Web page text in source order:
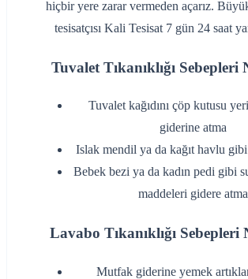
hiçbir yere zarar vermeden açarız.
tesisatçısı Kali Tesisat 7 gün 24 saat
Tuvalet Tıkanıklığı Sebepleri
‌Tuvalet kağıdını çöp kutusu
giderine atma
‌Islak mendil ya da kağıt havlu
‌Bebek bezi ya da kadın pedi gibi
maddeleri gidere atma
Lavabo Tıkanıklığı Sebepleri
‌Mutfak giderine yemek